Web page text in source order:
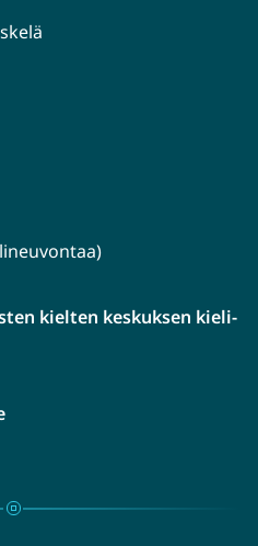
kielten keskuksen kieli-